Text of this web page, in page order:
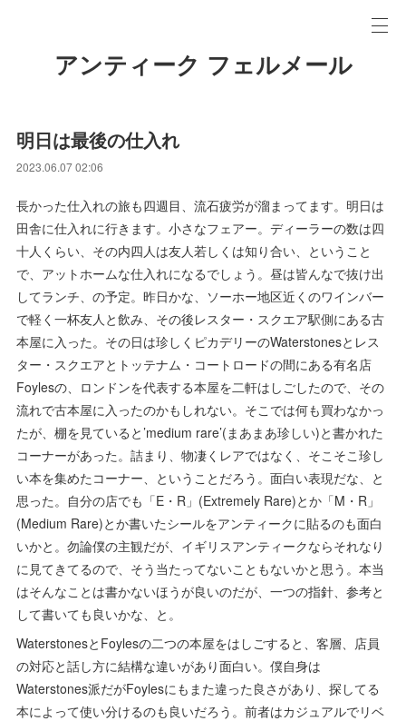
アンティーク フェルメール
明日は最後の仕入れ
2023.06.07 02:06
長かった仕入れの旅も四週目、流石疲労が溜まってます。明日は
田舎に仕入れに行きます。小さなフェアー。ディーラーの数は四
十人くらい、その内四人は友人若しくは知り合い、ということ
で、アットホームな仕入れになるでしょう。昼は皆んなで抜け出
してランチ、の予定。昨日かな、ソーホー地区近くのワインバー
で軽く一杯友人と飲み、その後レスター・スクエア駅側にある古
本屋に入った。その日は珍しくピカデリーのWaterstonesとレス
ター・スクエアとトッテナム・コートロードの間にある有名店
Foylesの、ロンドンを代表する本屋を二軒はしごしたので、その
流れで古本屋に入ったのかもしれない。そこでは何も買わなかっ
たが、棚を見ていると’medium rare’(まあまあ珍しい)と書かれた
コーナーがあった。詰まり、物凄くレアではなく、そこそこ珍し
い本を集めたコーナー、ということだろう。面白い表現だな、と
思った。自分の店でも「E・R」(Extremely Rare)とか「M・R」
(Medium Rare)とか書いたシールをアンティークに貼るのも面白
いかと。勿論僕の主観だが、イギリスアンティークならそれなり
に見てきてるので、そう当たってないこともないかと思う。本当
はそんなことは書かないほうが良いのだが、一つの指針、参考と
して書いても良いかな、と。
WaterstonesとFoylesの二つの本屋をはしごすると、客層、店員
の対応と話し方に結構な違いがあり面白い。僕自身は
Waterstones派だがFoylesにもまた違った良さがあり、探してる
本によって使い分けるのも良いだろう。前者はカジュアルでリベ